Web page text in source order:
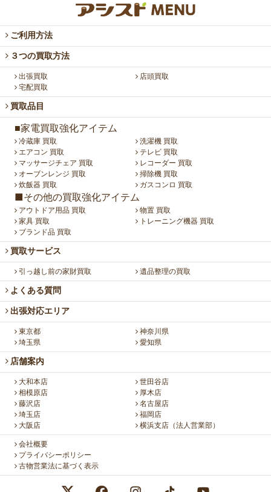
ご利用方法
３つの買取方法
出張買取
店頭買取
宅配買取
買取品目
■家電買取強化アイテム
冷蔵庫 買取
洗濯機 買取
エアコン 買取
テレビ 買取
マッサージチェア 買取
レコーダー 買取
オーブンレンジ 買取
掃除機 買取
炊飯器 買取
ガスコンロ 買取
■その他の買取強化アイテム
アウトドア用品 買取
物置 買取
家具 買取
トレーニング機器 買取
ブランド品 買取
買取サービス
引っ越し前の家財買取 遺品整理の買取
よくある質問
出張対応エリア
東京都
神奈川県
埼玉県
愛知県
店舗案内
大和本店
世田谷店
相模原店
厚木店
藤沢店
名古屋店
埼玉店
福岡店
大阪店
横浜支店（法人営業部）
会社概要
プライバシーポリシー
古物営業法に基づく表示